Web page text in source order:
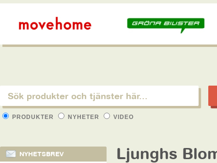
PRODUKTER NYHETER VIDEO
NYHETSBREV Ljunghs